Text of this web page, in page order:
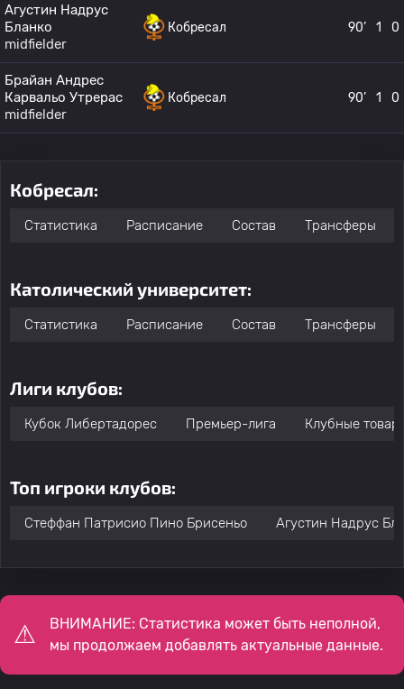
Агустин Надрус
Бланко
midfielder
Кобресал 90’ 1 0
Брайан Андрес
Карвальо Утрерас
midfielder
Кобресал 90’ 1 0
Кобресал:
Статистика Расписание Состав Трансферы
Католический университет:
Статистика Расписание Состав Трансферы
Лиги клубов:
Кубок Либертадорес Премьер-лига Клубные
Топ игроки клубов:
Стеффан Патрисио Пино Брисеньо Агустин Надрус
ВНИМАНИЕ: Статистика может быть неполной,
мы продолжаем добавлять актуальные данные.